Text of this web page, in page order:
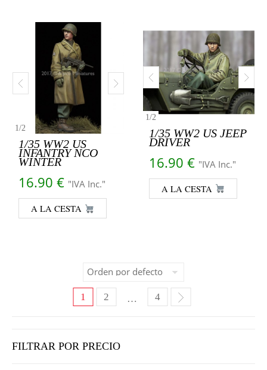
FILTRAR POR PRECIO
1/2
1/35 WW2 US
INFANTRY NCO
WINTER
16.90 € "IVA Inc."
A LA CESTA
1/2
1/35 WW2 US JEEP
DRIVER
16.90 € "IVA Inc."
A LA CESTA
1 2 … 4